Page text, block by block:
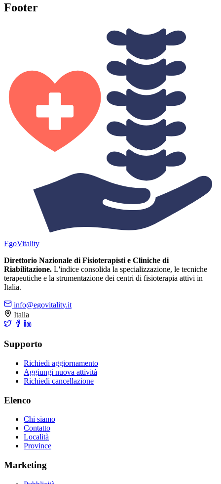
Footer
EgoVitality
Direttorio Nazionale di Fisioterapisti e Cliniche di
Riabilitazione. L'indice consolida la specializzazione, le tecniche
terapeutiche e la strumentazione dei centri di fisioterapia attivi in
Italia.
info@egovitality.it
Italia
Supporto
Richiedi aggiornamento
Aggiungi nuova attività
Richiedi cancellazione
Elenco
Chi siamo
Contatto
Località
Province
Marketing